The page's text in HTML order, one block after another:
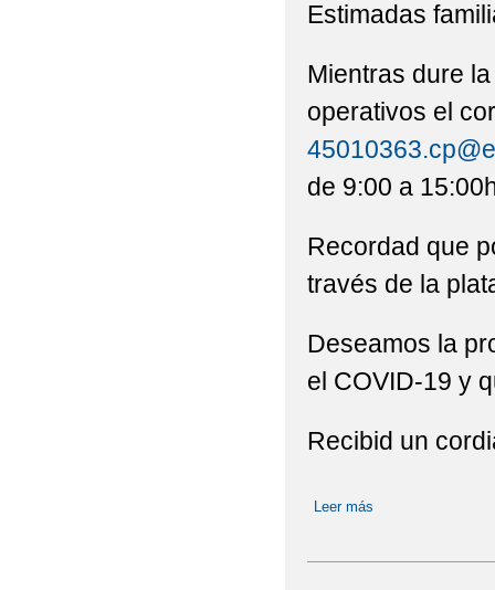
Estimadas
Mientras dure
operativos el
de 9:00 a
Recordad que
través de la
Deseamos la
el COVID-19 y
Recibid un
Leer más